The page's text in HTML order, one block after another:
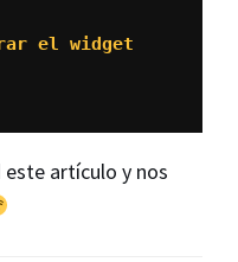
artículo y nos